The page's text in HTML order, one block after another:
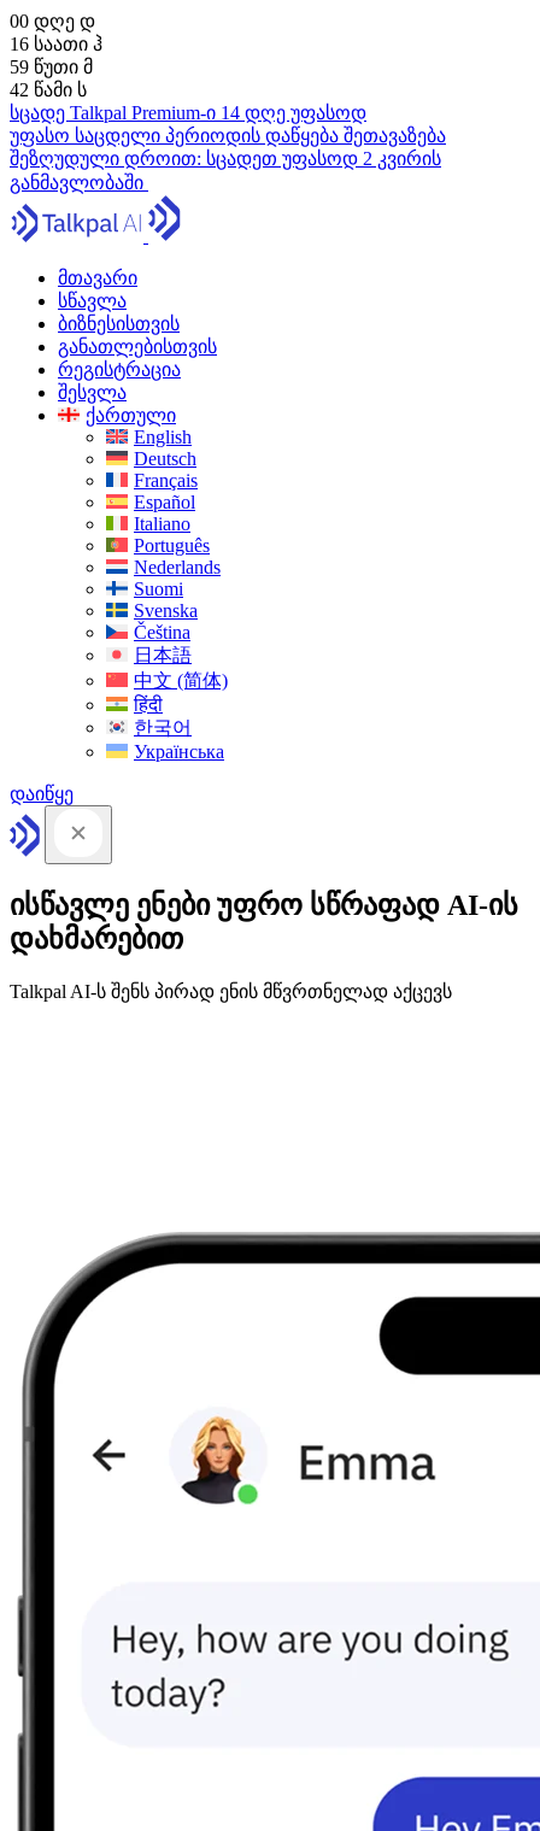
00 დღე დ
16 საათი ჰ
59 წუთი მ
41 წამი ს
სცადე Talkpal Premium-ი 14 დღე უფასოდ
უფასო საცდელი პერიოდის დაწყება შეთავაზება
შეზღუდული დროით: სცადეთ უფასოდ 2 კვირის
განმავლობაში
მთავარი
სწავლა
ბიზნესისთვის
განათლებისთვის
რეგისტრაცია
შესვლა
ქართული
English
Deutsch
Français
Español
Italiano
Português
Nederlands
Suomi
Svenska
Čeština
日本語
中文 (简体)
हिंदी
한국어
Українська
დაიწყე
ისწავლე ენები უფრო სწრაფად AI-ის
დახმარებით
Talkpal AI-ს შენს პირად ენის მწვრთნელად აქცევს